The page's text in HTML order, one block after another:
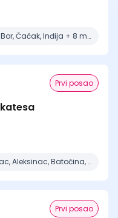
Apatin, Bečej, Bor, Čačak, Inđija + 8 mesta
Prvi posao
Aleksandrovac, Aleksinac, Batočina, Beograd, Čačak + 15 mesta
Prvi posao